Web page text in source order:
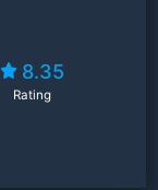
8.35
Rating